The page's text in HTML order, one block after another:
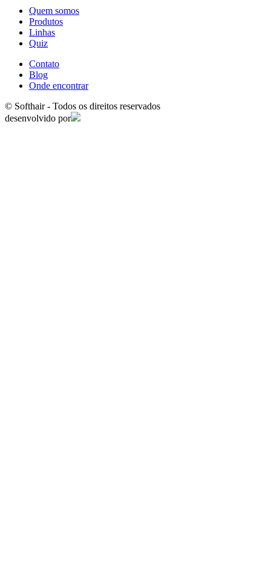
Quem somos
Produtos
Linhas
Quiz
Contato
Blog
Onde encontrar
© Softhair - Todos os direitos reservados
desenvolvido por